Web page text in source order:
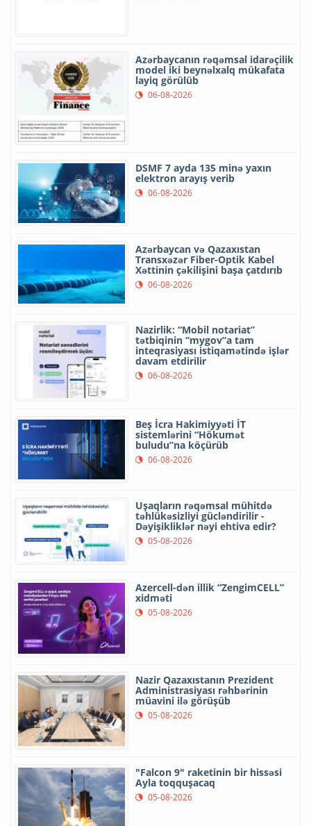
Azərbaycanın rəqəmsal idarəçilik
model iki beynəlxalq mükafata
layiq görülüb
06-08-2026
DSMF 7 ayda 135 minə yaxın
elektron arayış verib
06-08-2026
Azərbaycan və Qazaxıstan
Transxəzər Fiber-Optik Kabel
Xəttinin çəkilişini başa çatdırıb
06-08-2026
Nazirlik: “Mobil notariat”
tətbiqinin “mygov”a tam
inteqrasiyası istiqamətində işlər
davam etdirilir
06-08-2026
Beş İcra Hakimiyyəti İT
sistemlərini “Hökumət
buludu”na köçürüb
06-08-2026
Uşaqların rəqəmsal mühitdə
təhlükəsizliyi gücləndirilir -
Dəyişikliklər nəyi ehtiva edir?
05-08-2026
Azercell-dən illik “ZengimCELL”
xidməti
05-08-2026
Nazir Qazaxıstanın Prezident
Administrasiyası rəhbərinin
müavini ilə görüşüb
05-08-2026
"Falcon 9" raketinin bir hissəsi
Ayla toqquşacaq
05-08-2026